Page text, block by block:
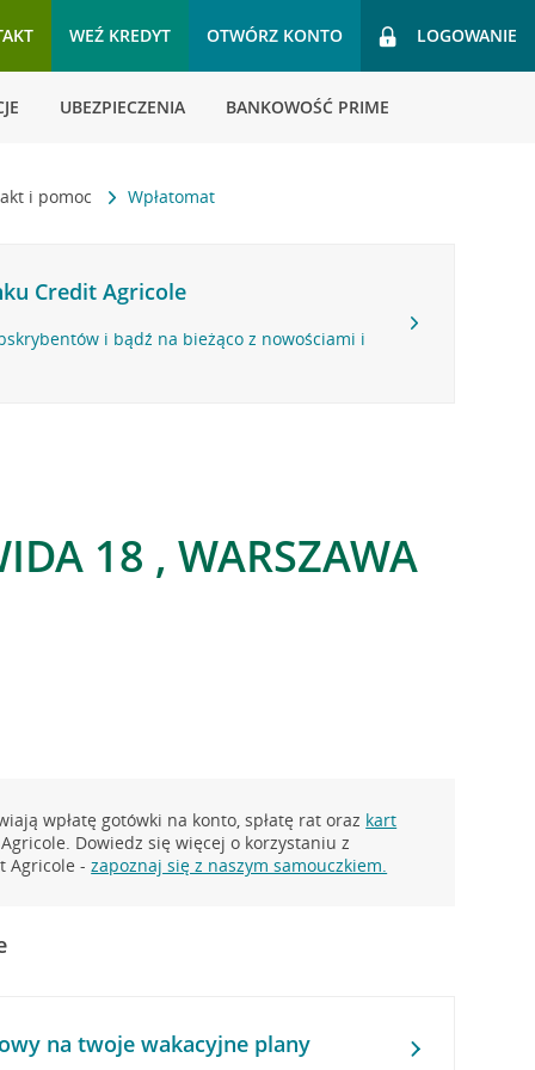
WEŹ KREDYT OTWÓRZ KONTO LOGOWANIE
UBEZPIECZENIA BANKOWOŚĆ PRIME
i pomoc Wpłatomat
Credit Agricole
i bądź na bieżąco z nowościami i
18 , WARSZAWA
wpłatę gotówki na konto, spłatę rat oraz kart
Dowiedz się więcej o korzystaniu z
Agricole -zapoznaj się z naszym samouczkiem.
na twoje wakacyjne plany